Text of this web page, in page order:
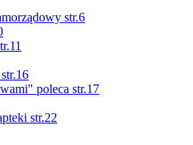
str.6
poleca str.17
str.22